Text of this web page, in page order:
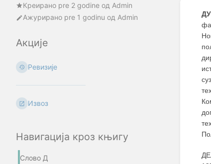
Креирано pre 2 godine oд Admin
Ажурирано pre 1 godinu од Admin
Акције
Ревизије
Извоз
Навигација кроз књигу
Слово Д